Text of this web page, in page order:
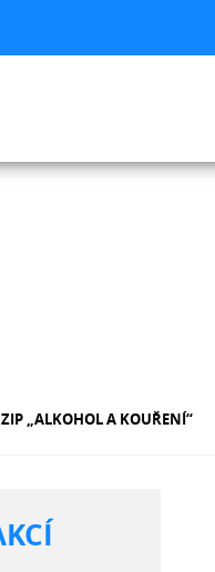
ZIP „ALKOHOL A KOUŘENÍ“